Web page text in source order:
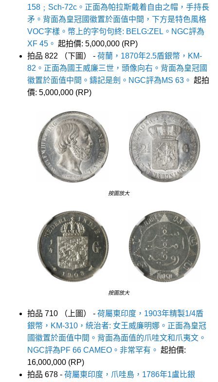
158﹔Sch-72c。正面為帕拉斯戴着自由之帽，手持長
矛。背面為皇冠國徽置於面值中間，下方是特色風格
VOC字樣。幣上的字句句終: BELG:ZEL。NGC評為
XF 45。 起拍價: 5,000,000 (RP)
拍品 822 （下圖） - 荷蘭，1870年2.5盾銀幣，KM-
82。正面為國王威廉三世，頭像向右。背面為皇冠國
徽置於面值中間。鑄記是劍。NGC評為MS 63。 起拍
價: 5,000,000 (RP)
按圖放大
按圖放大
拍品 710 （上圖） - 荷屬東印度，1903年精製1/4盾
銀幣，KM-310，統治者: 女王威廉明娜。正面為皇冠
國徽置於面值中間。背面為面值的爪哇文和爪夷文。
NGC評為PF 66 CAMEO。非常罕有。 起拍價:
16,000,000 (RP)
拍品 678 - 荷屬東印度，爪哇島，1786年1盧比銀